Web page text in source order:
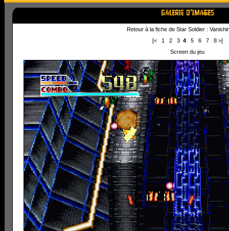
Retour à la fiche de Star Soldier :
[<
1 2 34 5 6 7 8 >]
Screen du jeu